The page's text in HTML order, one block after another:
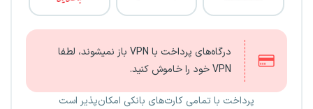
درگاه‌های پرداخت با VPN باز نمیشوند، لطفا
VPN خود را خاموش کنید.
پرداخت با تمامی کارت‌های بانکی امکان‌پذیر است